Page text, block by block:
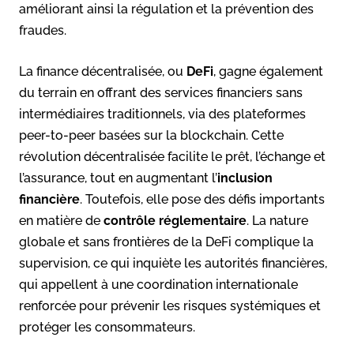
améliorant ainsi la régulation et la prévention des
fraudes.
La finance décentralisée, ou DeFi, gagne également
du terrain en offrant des services financiers sans
intermédiaires traditionnels, via des plateformes
peer-to-peer basées sur la blockchain. Cette
révolution décentralisée facilite le prêt, l’échange et
l’assurance, tout en augmentant l’inclusion
financière. Toutefois, elle pose des défis importants
en matière de contrôle réglementaire. La nature
globale et sans frontières de la DeFi complique la
supervision, ce qui inquiète les autorités financières,
qui appellent à une coordination internationale
renforcée pour prévenir les risques systémiques et
protéger les consommateurs.